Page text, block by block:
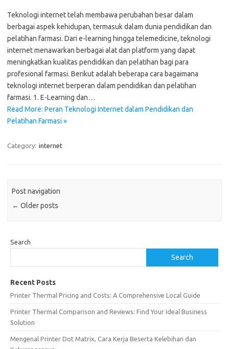
Teknologi internet telah membawa perubahan besar dalam
berbagai aspek kehidupan, termasuk dalam dunia pendidikan dan
pelatihan farmasi. Dari e-learning hingga telemedicine, teknologi
internet menawarkan berbagai alat dan platform yang dapat
meningkatkan kualitas pendidikan dan pelatihan bagi para
profesional farmasi. Berikut adalah beberapa cara bagaimana
teknologi internet berperan dalam pendidikan dan pelatihan
farmasi. 1. E-Learning dan…
Read More: Peran Teknologi Internet dalam Pendidikan dan
Pelatihan Farmasi »
Category: internet
Post navigation
← Older posts
Search
Search
Recent Posts
Printer Thermal Pricing and Costs: A Comprehensive Local Guide
Printer Thermal Comparison and Reviews: Find Your Ideal Business
Solution
Mengenal Printer Dot Matrix, Cara Kerja Beserta Kelebihan dan